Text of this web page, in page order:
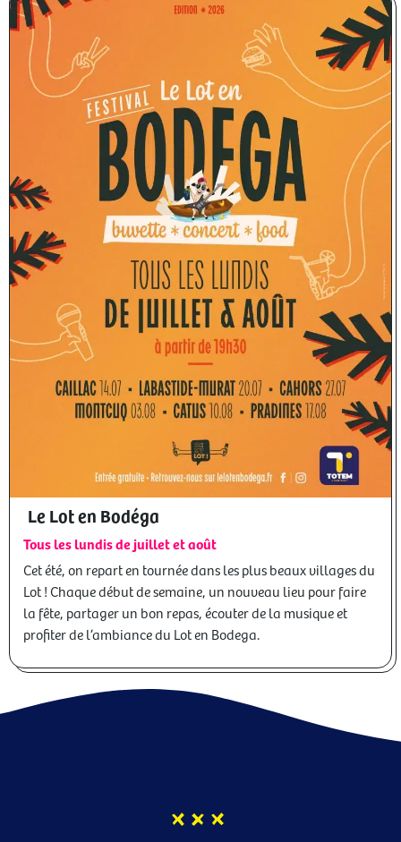
Le Lot en Bodéga
Tous les lundis de juillet et août
Cet été, on repart en tournée dans les plus beaux villages du
Lot ! Chaque début de semaine, un nouveau lieu pour faire
la fête, partager un bon repas, écouter de la musique et
profiter de l’ambiance du Lot en Bodega.